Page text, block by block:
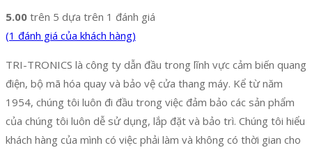
5.00 trên 5 dựa trên 1 đánh giá
(1 đánh giá của khách hàng)
TRI-TRONICS là công ty dẫn đầu trong lĩnh vực cảm biến quang
điện, bộ mã hóa quay và bảo vệ cửa thang máy. Kể từ năm
1954, chúng tôi luôn đi đầu trong việc đảm bảo các sản phẩm
của chúng tôi luôn dễ sử dụng, lắp đặt và bảo trì. Chúng tôi hiểu
khách hàng của mình có việc phải làm và không có thời gian cho